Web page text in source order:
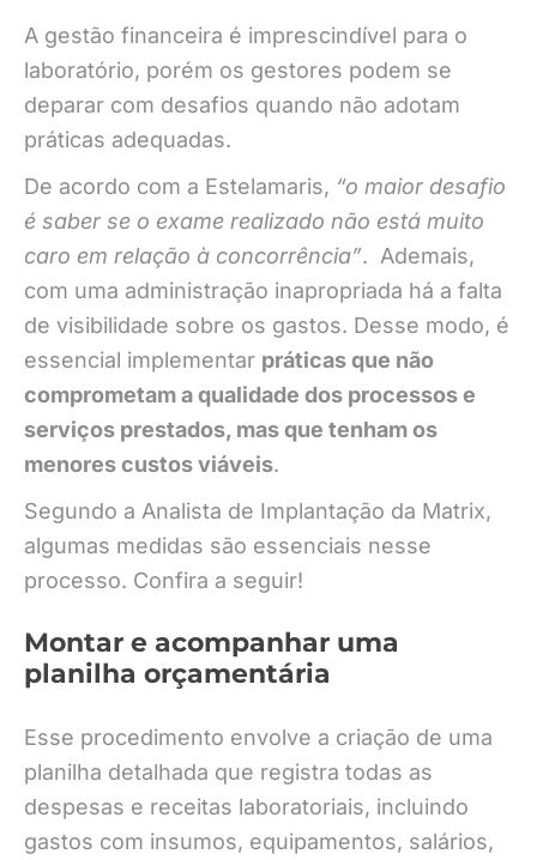
A gestão financeira é imprescindível para o
laboratório, porém os gestores podem se
deparar com desafios quando não adotam
práticas adequadas.
De acordo com a Estelamaris, “o maior desafio
é saber se o exame realizado não está muito
caro em relação à concorrência”. Ademais,
com uma administração inapropriada há a falta
de visibilidade sobre os gastos. Desse modo, é
essencial implementar práticas que não
comprometam a qualidade dos processos e
serviços prestados, mas que tenham os
menores custos viáveis.
Segundo a Analista de Implantação da Matrix,
algumas medidas são essenciais nesse
processo. Confira a seguir!
Montar e acompanhar uma
planilha orçamentária
Esse procedimento envolve a criação de uma
planilha detalhada que registra todas as
despesas e receitas laboratoriais, incluindo
gastos com insumos, equipamentos, salários,